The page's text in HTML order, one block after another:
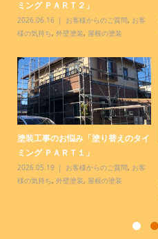
ミング ＰＡＲＴ２」
2026.06.16 お客様からのご質問, お客
様の気持ち, 外壁塗装, 屋根の塗装
塗装工事のお悩み「塗り替えのタイ
ミング ＰＡＲＴ１」
2026.05.19 お客様からのご質問, お客
様の気持ち, 外壁塗装, 屋根の塗装